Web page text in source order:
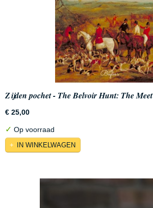
Zijden pochet - The Belvoir Hunt: The Meet
€ 25,00
✓ Op voorraad
IN WINKELWAGEN